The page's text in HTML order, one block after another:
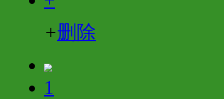
+删除
1